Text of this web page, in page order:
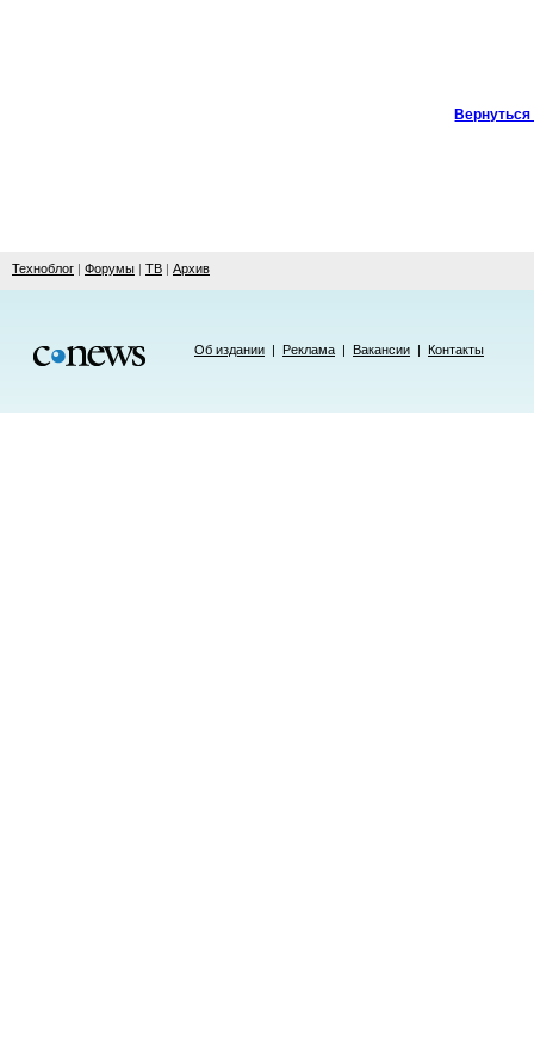
Техноблог | Форумы | ТВ | Архив
Об издании | Реклама | Вакансии | Контакты